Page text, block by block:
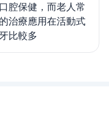
腔保健，而老人常
治療應用在活動式
比較多